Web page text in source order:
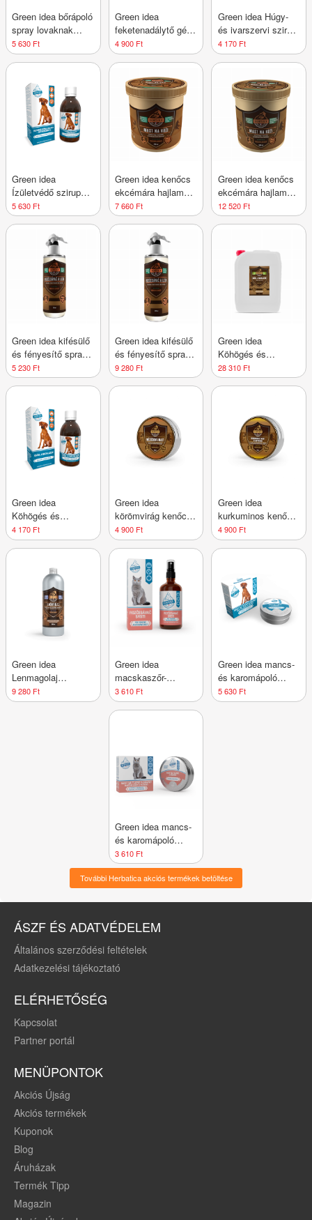
Green idea bőrápoló
spray lovaknak
kisebb sérülések
után 250 ml
5 630 Ft
Green idea
feketenadálytő gél
lovaknak 500 ml
4 900 Ft
Green idea Húgy-
és ivarszervi szirup
kutyáknak 200 ml
4 170 Ft
Green idea
Ízületvédő szirup
kutyáknak 200 ml
5 630 Ft
Green idea kenőcs
ekcémára hajlamos
bőrre lovaknak 250
ml
7 660 Ft
Green idea kenőcs
ekcémára hajlamos
bőrű lovaknak 500
ml
12 520 Ft
Green idea kifésülő
és fényesítő spray
lovaknak 250 ml
5 230 Ft
Green idea kifésülő
és fényesítő spray
lovaknak 500 ml
9 280 Ft
Green idea
Köhögés és
megfázás elleni
szirup lovaknak
28 310 Ft
Green idea
Köhögés és
megfázás szirup
kutyáknak 200 ml
4 170 Ft
Green idea
körömvirág kenőcs
lovaknak 100 ml
4 900 Ft
Green idea
kurkuminos kenőcs
homoktövissel
lovaknak – 100 ml
4 900 Ft
Green idea
Lenmagolaj
lovaknak – 1000 ml
9 280 Ft
Green idea
macskaszőr-
kifésülő spray 100
ml
3 610 Ft
Green idea mancs-
és karomápoló
kenőcs kutyáknak
50 ml
5 630 Ft
Green idea mancs-
és karomápoló
kenőcs
macskáknak, 30 ml
3 610 Ft
További Herbatica akciós termékek betöltése
ÁSZF ÉS ADATVÉDELEM
Általános szerződési feltételek
Adatkezelési tájékoztató
ELÉRHETŐSÉG
Kapcsolat
Partner portál
MENÜPONTOK
Akciós Újság
Akciós termékek
Kuponok
Blog
Áruházak
Termék Tipp
Magazin